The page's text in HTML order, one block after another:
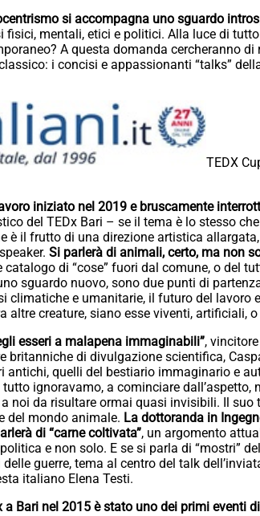
si accompagna uno sguardo
fisici, mentali, etici e politici. Alla luce di
A questa domanda cercheranno di
i concisi e appassionanti “talks”
TEDX
iniziato nel 2019 e bruscamente
del TEDx Bari – se il tema è lo stesso
è il frutto di una direzione artistica
Si parlerà di animali, certo, ma non
catalogo di “cose” fuori dal comune, o del
sguardo nuovo, sono due punti di
climatiche e umanitarie, il futuro del lavoro
altre creature, siano esse viventi, artificiali,
esseri a malapena immaginabili”,
britanniche di divulgazione scientifica,
antichi, quelli del bestiario immaginario e
ignoravamo, a cominciare dall’aspetto,
noi da risultare ormai quasi invisibili. Il suo
del mondo animale. La dottoranda in
di “carne coltivata”, un argomento
e non solo. E se si parla di “mostri”
guerre, tema al centro del talk
italiano Elena Testi.
Bari nel 2015 è stato uno dei primi eventi